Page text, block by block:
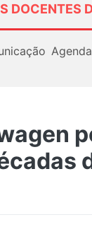
DOCENTES
Agenda